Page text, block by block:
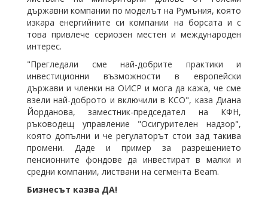
държавни компании по моделът на Румъния, която
изкара енергийните си компании на борсата и с
това привлече сериозен местен и международен
интерес.
"Прегледали сме най-добрите практики и
инвестиционни възможности в европейски
държави и членки на ОИСР и мога да кажа, че сме
взели най-доброто и включили в КСО", каза Диана
Йорданова, заместник-председател на КФН,
ръководещ управление "Осигурителен надзор",
която допълни и че регулаторът стои зад такива
промени. Даде и пример за разрешението
пенсионните фондове да инвестират в малки и
средни компании, листвани на сегмента Beam.
Бизнесът казва ДА!